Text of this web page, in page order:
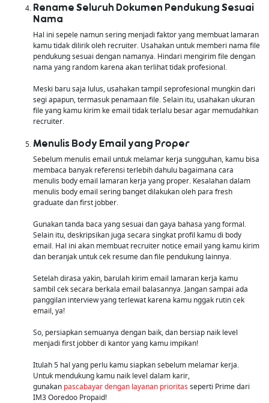
Rename Seluruh Dokumen Pendukung Sesuai
Nama
Hal ini sepele namun sering menjadi faktor yang membuat lamaran
kamu tidak dilirik oleh recruiter. Usahakan untuk memberi nama file
pendukung sesuai dengan namanya. Hindari mengirim file dengan
nama yang random karena akan terlihat tidak profesional.
Meski baru saja lulus, usahakan tampil seprofesional mungkin dari
segi apapun, termasuk penamaan file. Selain itu, usahakan ukuran
file yang kamu kirim ke email tidak terlalu besar agar memudahkan
recruiter.
Menulis Body Email yang Proper
Sebelum menulis email untuk melamar kerja sungguhan, kamu bisa
membaca banyak referensi terlebih dahulu bagaimana cara
menulis body email lamaran kerja yang proper. Kesalahan dalam
menulis body email sering banget dilakukan oleh para fresh
graduate dan first jobber.
Gunakan tanda baca yang sesuai dan gaya bahasa yang formal.
Selain itu, deskripsikan juga secara singkat profil kamu di body
email. Hal ini akan membuat recruiter notice email yang kamu kirim
dan beranjak untuk cek resume dan file pendukung lainnya.
Setelah dirasa yakin, barulah kirim email lamaran kerja kamu
sambil cek secara berkala email balasannya. Jangan sampai ada
panggilan interview yang terlewat karena kamu nggak rutin cek
email, ya!
So, persiapkan semuanya dengan baik, dan bersiap naik level
menjadi first jobber di kantor yang kamu impikan!
Itulah 5 hal yang perlu kamu siapkan sebelum melamar kerja.
Untuk mendukung kamu naik level dalam karir,
gunakan pascabayar dengan layanan prioritas seperti Prime dari
IM3 Ooredoo Propaid!